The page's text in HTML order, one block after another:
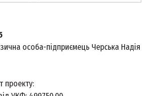
особа-підприємець Черська Надія
проекту: